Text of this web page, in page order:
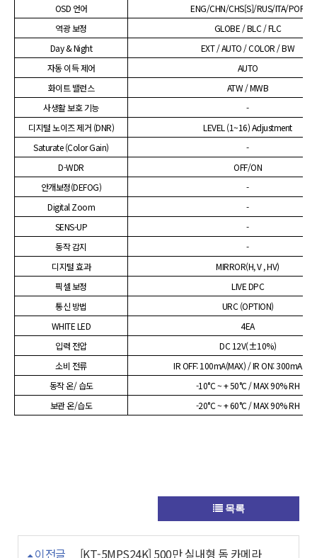
OSD 언어
ENG/CHN/CHS[S]/RUS/ITA/POR
역광 보정
GLOBE / BLC / FLC
Day & Night
EXT / AUTO / COLOR / BW
자동 이득 제어
AUTO
화이트 밸런스
ATW / MWB
사생활 보호 기능
-
디지털 노이즈 제거 (DNR)
LEVEL (1~16) Adjustment
Saturate (Color Gain)
-
D-WDR
OFF/ON
안개보정(DEFOG)
-
Digital Zoom
-
SENS-UP
-
동작 감지
-
디지털 효과
MIRROR(H, V , HV)
픽셀 보정
LIVE DPC
통신 방법
URC (OPTION)
WHITE LED
4EA
입력 전압
DC 12V(±10%)
소비 전류
IR OFF: 100mA(MAX) / IR ON:
동작 온/ 습도
-10°C ~ + 50°C / MAX 90% RH
보관 온/습도
-20°C ~ + 60°C / MAX 90% RH
목록
이전글 [KT-5MPS24K] 500만 실내형 돔 카메라